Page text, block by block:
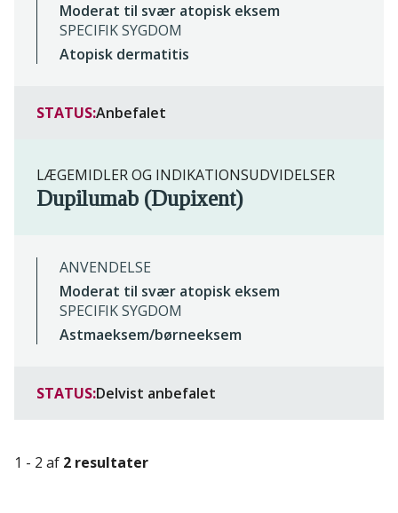
Moderat til svær atopisk eksem
SPECIFIK SYGDOM
Atopisk dermatitis
STATUS:Anbefalet
LÆGEMIDLER OG INDIKATIONSUDVIDELSER
Dupilumab (Dupixent)
ANVENDELSE
Moderat til svær atopisk eksem
SPECIFIK SYGDOM
Astmaeksem/børneeksem
STATUS:Delvist anbefalet
1 - 2 af 2 resultater